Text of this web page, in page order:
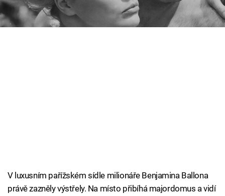
Cool Esport
V luxusním pařížském sídle milionáře Benjamina Ballona
právě zazněly výstřely. Na místo přibíhá majordomus a vidí